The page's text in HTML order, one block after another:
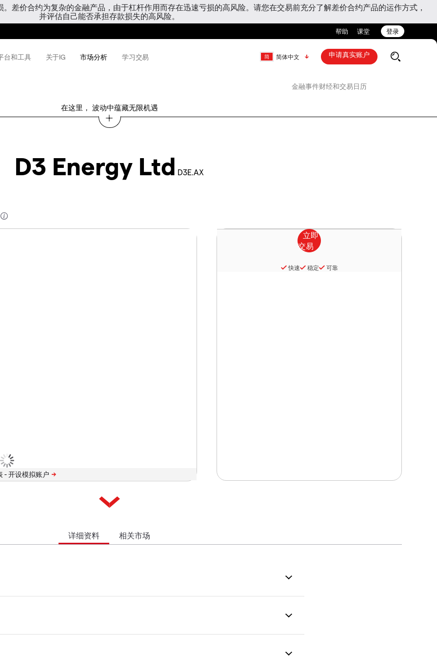
差价合约为复杂的金融产品，由于杠杆作用而存在迅速亏损的高风险。请您在交易前充分了解差价合约产品的运作方式，
并评估自己能否承担存款损失的高风险。
帮助 课堂 登录
台和工具 关于IG 市场分析 学习交易 简体中文 申请真实账户
金融事件财经和交易日历
在这里， 波动中蕴藏无限机遇
D3 Energy Ltd D3E.AX
-
快速 稳定 可靠
详细资料 相关市场